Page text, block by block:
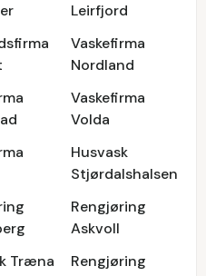
Leirfjord
Vaskefirma
Nordland
Vaskefirma
Volda
Husvask
Stjørdalshalsen
Rengjøring
Askvoll
Træna
Rengjøring